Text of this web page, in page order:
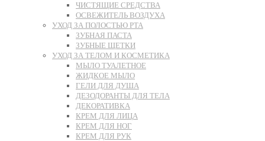
ЧИСТЯЩИЕ СРЕДСТВА
ОСВЕЖИТЕЛЬ ВОЗДУХА
УХОД ЗА ПОЛОСТЬЮ РТА
ЗУБНАЯ ПАСТА
ЗУБНЫЕ ЩЕТКИ
УХОД ЗА ТЕЛОМ И КОСМЕТИКА
МЫЛО ТУАЛЕТНОЕ
ЖИДКОЕ МЫЛО
ГЕЛИ ДЛЯ ДУША
ДЕЗОДОРАНТЫ ДЛЯ ТЕЛА
ДЕКОРАТИВКА
КРЕМ ДЛЯ ЛИЦА
КРЕМ ДЛЯ НОГ
КРЕМ ДЛЯ РУК